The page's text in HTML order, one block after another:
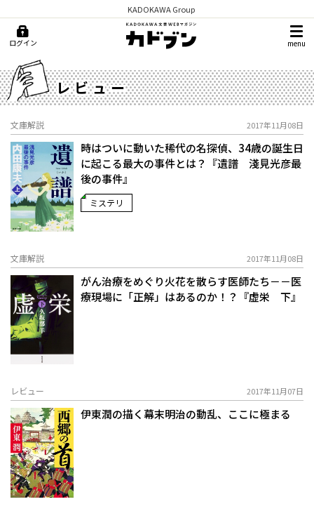
KADOKAWA Group
ログイン menu
レビュー
文庫解説 2017年11月08日
時はついに動いた――稀代の名探偵、34歳の誕生日
に起こる最大の事件とは？『遺譜 淺見光彦最
後の事件』
ミステリ
文庫解説 2017年11月08日
がん治療をめぐり火花を散らす医師たち－－医
療現場に「正解」はあるのか！？『虚栄 下』
レビュー 2017年11月07日
伊東潤の描く幕末明治の動乱、ここに極まる